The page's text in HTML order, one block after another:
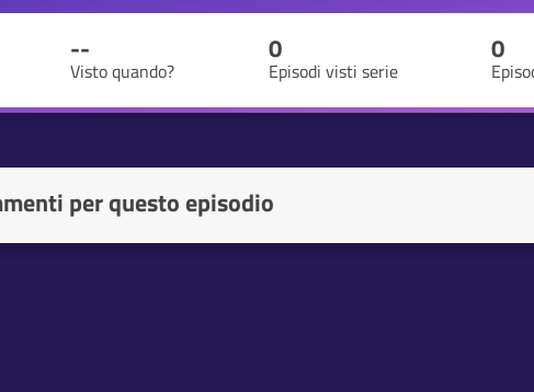
--
Visto quando?
0
Episodi visti serie
0
per questo episodio